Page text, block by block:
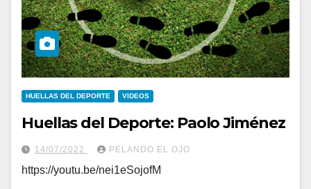
HUELLAS DEL DEPORTE VIDEOS
Huellas del Deporte: Paolo Jiménez
14/07/2022 PELANDO EL OJO
https://youtu.be/nei1eSojofM